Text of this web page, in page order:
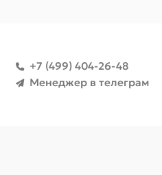
+7 (499) 404-26-48
Менеджер в телеграм